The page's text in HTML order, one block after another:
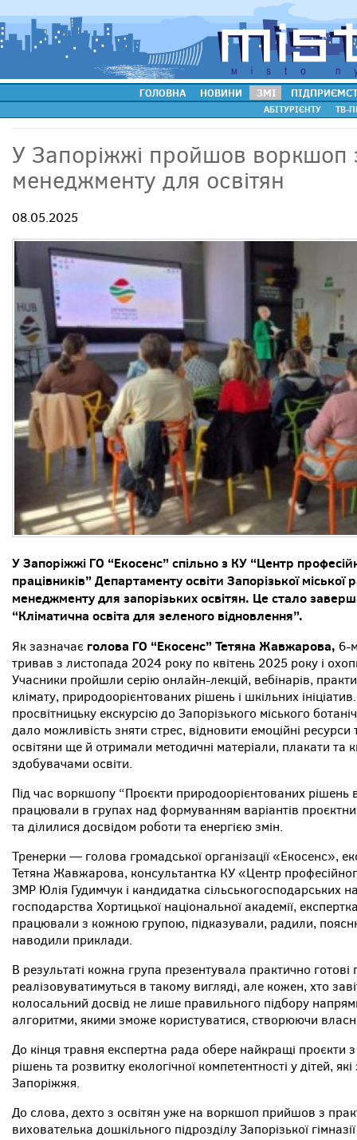
ГОЛОВНА НОВИНИ ЗМІ
АБІТУРІЄНТУ ТВ-
У Запоріжжі пройшов воркшоп
менеджменту для освітян
08.05.2025
У Запоріжжі ГО “Екосенс” спільно з КУ “Центр
працівників” Департаменту освіти Запорізької
менеджменту для запорізьких освітян. Це стало
“Кліматична освіта для зеленого відновлення”.
Як зазначає голова ГО “Екосенс” Тетяна Жавжарова, 6-
тривав з листопада 2024 року по квітень 2025 року і
Учасники пройшли серію онлайн-лекцій, вебінарів,
клімату, природоорієнтованих рішень і шкільних
просвітницьку екскурсію до Запорізького міського
дало можливість зняти стрес, відновити емоційні
освітяни ще й отримали методичні матеріали, плакати та
здобувачами освіти.
Під час воркшопу “Проєкти природоорієнтованих рішень
працювали в групах над формуванням варіантів
та ділилися досвідом роботи та енергією змін.
Тренерки — голова громадської організації «Екосенс»,
Тетяна Жавжарова, консультантка КУ «Центр
ЗМР Юлія Гудимчук і кандидатка сільськогосподарських
господарства Хортицької національної академії,
працювали з кожною групою, підказували, радили,
наводили приклади.
В результаті кожна група презентувала практично готові
реалізовуватимуться в такому вигляді, але кожен, хто
колосальний досвід не лише правильного підбору
алгоритми, якими зможе користуватися, створюючи
До кінця травня експертна рада обере найкращі
рішень та розвитку екологічної компетентності у дітей,
Запоріжжя.
До слова, дехто з освітян уже на воркшоп прийшов з
вихователька дошкільного підрозділу Запорізької